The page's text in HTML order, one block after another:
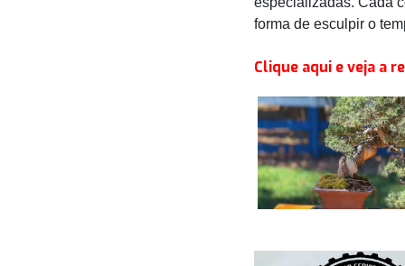
forma de esculpir o
Clique aqui e veja a